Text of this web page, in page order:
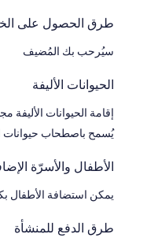
طرق الحصول على
سيُرحب بك المُضيف
الحيوانات الأليفة
إقامة الحيوانات الأليفة
يُسمح باصطحاب حيوانات
الأطفال والأسرّة
يمكن استضافة الأطفال
طرق الدفع للمنشأة